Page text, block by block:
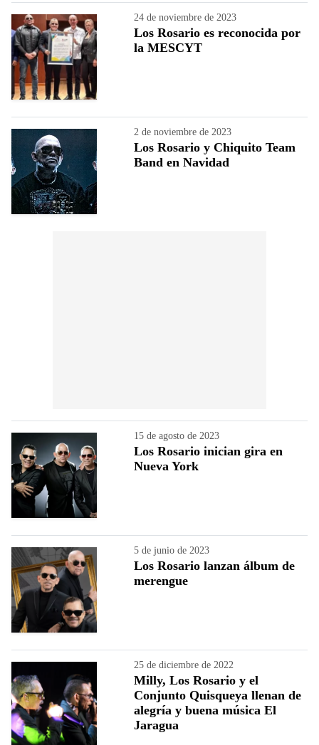
24 de noviembre de 2023
Los Rosario es reconocida por
la MESCYT
2 de noviembre de 2023
Los Rosario y Chiquito Team
Band en Navidad
15 de agosto de 2023
Los Rosario inician gira en
Nueva York
5 de junio de 2023
Los Rosario lanzan álbum de
merengue
25 de diciembre de 2022
Milly, Los Rosario y el
Conjunto Quisqueya llenan de
alegría y buena música El
Jaragua